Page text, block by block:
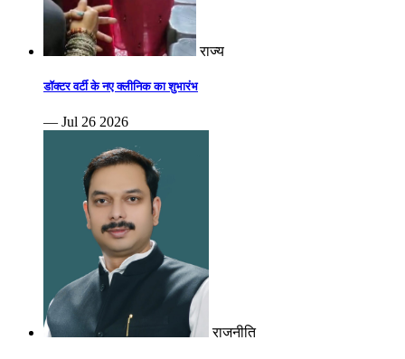
राज्य
डॉक्टर वर्टी के नए क्लीनिक का शुभारंभ
— Jul 26 2026
राजनीति